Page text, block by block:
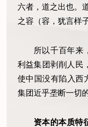
六者，道之出也。
之容（容，犹言样
所以千百年来
利益集团剥削人民
使中国没有陷入西
集团近乎垄断一切
资本的本质特